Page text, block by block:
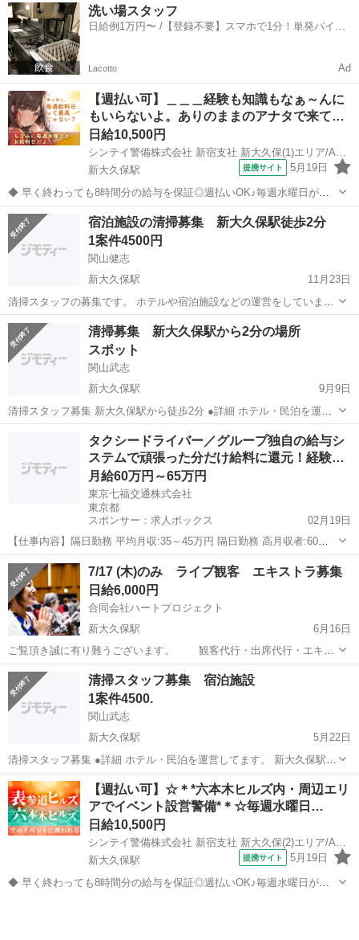
た時間でOK 必要条件： スマホ利用の方 年齢： 18歳から65歳位男女
問わ...
洗い場スタッフ
日給例1万円〜 /【登録不要】スマホで1分！単発バイト
Lacotto Ad
【週払い可】＿＿＿経験も知識もなぁ～んに
もいらないよ。ありのままのアナタで来て…
日給10,500円
シンテイ警備株式会社 新宿支社 新大久保(1)エリア/A3203200140
新大久保駅
提携サイト 5月19日
◆ 早く終わっても8時間分の給与を保証◎週払いOK♪毎週水曜日がお
給料日！ ◆ ＜毎週火曜申請／翌週水曜お支払い＞ 毎週収入GETでき
るので お財布には常に余裕が生まれます♪ 週4日以上の募集です◎未経
験から日給11,00...
東京 新宿区 新大久保駅 警備員
宿泊施設の清掃募集 新大久保駅徒歩2分
1案件4500円
関山健志
新大久保駅
11月23日
清掃スタッフの募集です。 ホテルや宿泊施設などの運営をしていま
す。 複数運営してますので、末永くよろしくお願いします。 詳細 20
㎡ 部屋の清掃 ベットメイキング 水回りの清掃 等。 所要...
東京 新宿区 新大久保駅 その他 宿泊施設
清掃募集 新大久保駅から2分の場所
スポット
関山武志
新大久保駅
9月9日
清掃スタッフ募集 新大久保駅から徒歩2分 ●詳細 ホテル・民泊を運営
してます。 清掃会社ではありません。 今回個人の方募集します。 業
者の方は募集してません ●内容 宿泊施設の清掃 水回り・...
千代田区 新大久保駅 スタッフ
タクシードライバー／グループ独自の給与シ
ステムで頑張った分だけ給料に還元！経験
者…
月給60万円～65万円
東京七福交通株式会社
東京都
スポンサー：求人ボックス
02月19日
【仕事内容】隔日勤務 平均月収:35～45万円 隔日勤務 高月収者:60～
65万円 <隔日勤務・正社員 給料例> 営収40万円 → 月収 約24万円 営収
50万円 → 月収 約31万円 営収60万円 → 月収 約38万円 営収70...
正社員 / アルバイト・パート
7/17 (木)のみ ライブ観客 エキストラ募集
日給6,000円
合同会社ハートプロジェクト
新大久保駅
6月16日
ご覧頂き誠に有り難うございます。 観客代行・出席代行・エキス
トラ 業務をさせて頂いております。 合同会社 ハートプロジェク
ト と申します。 https://www.heart-project-extra.com...
東京 新宿区 新大久保駅 その他 ライブ
清掃スタッフ募集 宿泊施設
1案件4500.
関山武志
新大久保駅
5月22日
清掃スタッフ募集 ●詳細 ホテル・民泊を運営してます。 新大久保駅徒
歩2分 歌舞伎駅徒歩4分 ●内容 宿泊施設の清掃 水回り・ベッドメイキ
ング・客室の清掃 ●単価 4500円（スポット料金） ラ...
東京 新宿区 新大久保駅 その他 スタッフ
【週払い可】☆＊*六本木ヒルズ内・周辺エリ
アでイベント設営警備*＊☆毎週水曜日…
日給10,500円
シンテイ警備株式会社 新宿支社 新大久保(2)エリア/A3203200140
新大久保駅
提携サイト 5月19日
◆ 早く終わっても8時間分の給与を保証◎週払いOK♪毎週水曜日がお